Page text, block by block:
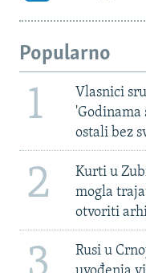
Popularno
1
Vlasnici
ostali bez
2
Kurti u
mogla
otvoriti
Rusi u